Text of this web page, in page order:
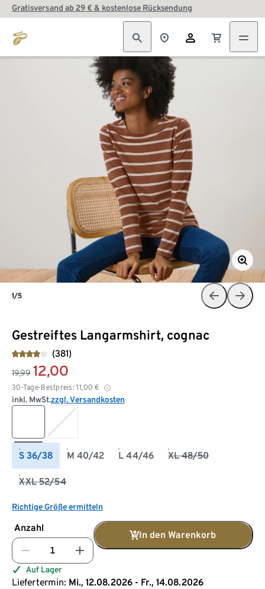
Gratisversand ab 29 € & kostenlose Rücksendung
Gestreiftes Langarmshirt, cognac
(381)
19,99 12,00
30-Tage-Bestpreis: 11,00 €
inkl. MwSt.zzgl. Versandkosten
S 36/38 M 40/42 L 44/46 XL 48/50
XXL 52/54
Richtige Größe ermitteln
Anzahl
In den Warenkorb
Auf Lager
Liefertermin: Mi., 12.08.2026 - Fr., 14.08.2026
1/5